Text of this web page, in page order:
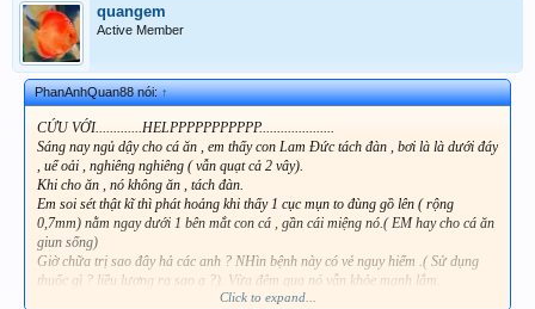
quangem
Active Member
PhanAnhQuan88 nói:↑
CỨU VỚI.............HELPPPPPPPPPPP.....................
Sáng nay ngủ dậy cho cá ăn , em thấy con Lam Đức tách đàn , bơi là là dưới đáy
, uể oải , nghiêng nghiêng ( vẫn quạt cả 2 vây).
Khi cho ăn , nó không ăn , tách đàn.
Em soi sét thật kĩ thì phát hoảng khi thấy 1 cục mụn to đùng gồ lên ( rộng
0,7mm) nằm ngay dưới 1 bên mắt con cá , gần cái miệng nó.( EM hay cho cá ăn
giun sống)
Giờ chữa trị sao đây hả các anh ? NHìn bệnh này có vẻ nguy hiểm .( Sử dụng
thuốc gì ? liều lượng ra sao ạ ?). Vừa đêm qua nó vẫn khỏe mạnh lắm.
Làm ơn cứu cá nhà em với ?.......Click to expand...